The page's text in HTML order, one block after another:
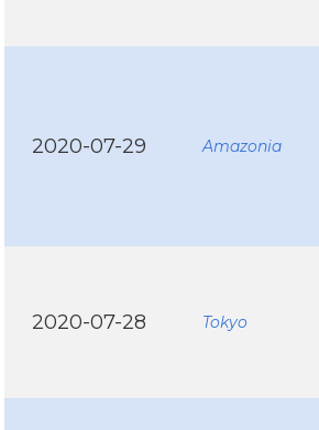
2020-07-29 Amazonia
2020-07-28 Tokyo